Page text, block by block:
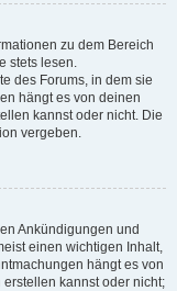
zu dem Bereich
stets lesen.
des Forums, in dem sie
hängt es von deinen
kannst oder nicht. Die
vergeben.
Ankündigungen und
einen wichtigen Inhalt,
hängt es von
kannst oder nicht;